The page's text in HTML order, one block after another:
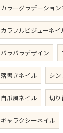
カラーグラデーション
カラフルビジューネイ
バラバラデザイン
落書きネイル シ
自爪風ネイル 切り
ギャラクシーネイル